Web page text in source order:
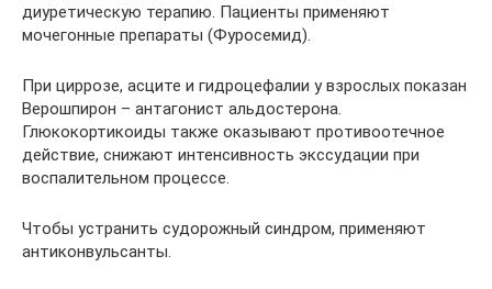
диуретическую терапию. Пациенты применяют
мочегонные препараты (Фуросемид).
При циррозе, асците и гидроцефалии у взрослых показан
Верошпирон – антагонист альдостерона.
Глюкокортикоиды также оказывают противоотечное
действие, снижают интенсивность экссудации при
воспалительном процессе.
Чтобы устранить судорожный синдром, применяют
антиконвульсанты.